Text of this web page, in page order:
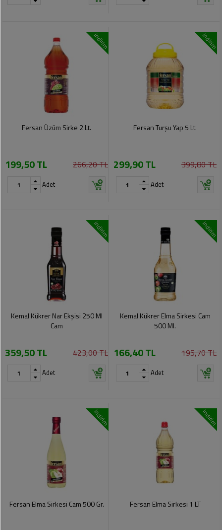
indirim
Fersan Üzüm Sirke 2 Lt.
199,50 TL 266,20 TL
Adet
indirim
Fersan Turşu Yap 5 Lt.
299,90 TL 399,80 TL
Adet
indirim
Kemal Kükrer Nar Ekşisi 250 Ml
Cam
359,50 TL 423,00 TL
Adet
indirim
Kemal Kükrer Elma Sirkesi Cam
500 Ml.
166,40 TL 195,70 TL
Adet
indirim
Fersan Elma Sirkesi Cam 500 Gr.
indirim
Fersan Elma Sirkesi 1 LT